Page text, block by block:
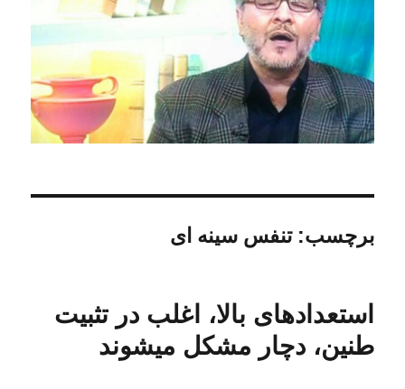
برچسب:تنفس سینه ای
استعدادهای بالا، اغلب در تثبیت
طنین، دچار مشکل میشوند